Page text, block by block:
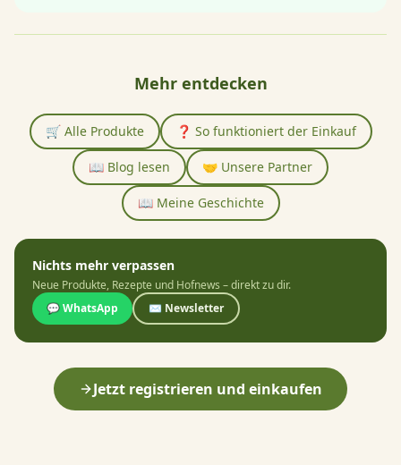
Mehr entdecken
🛒 Alle Produkte ❓ So funktioniert der Einkauf
📖 Blog lesen 🤝 Unsere Partner
📖 Meine Geschichte
Nichts mehr verpassen
Neue Produkte, Rezepte und Hofnews – direkt zu dir.
💬 WhatsApp
✉️ Newsletter
Jetzt registrieren und einkaufen